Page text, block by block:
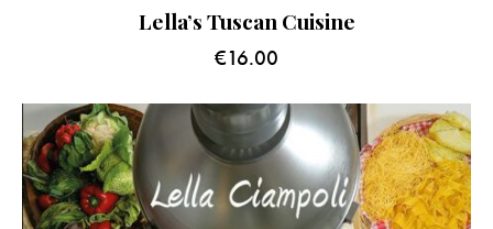
Lella’s Tuscan Cuisine
€16.00